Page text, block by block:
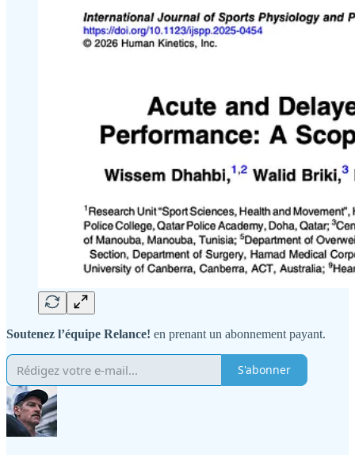
Soutenez l’équipe Relance! en prenant un abonnement payant.
S'abonner